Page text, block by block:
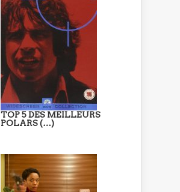
TOP 5 DES MEILLEURS
POLARS (…)